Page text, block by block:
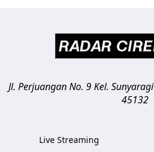
Jl. Perjuangan No. 9 Kel. Sunyaragi
45132
Live Streaming